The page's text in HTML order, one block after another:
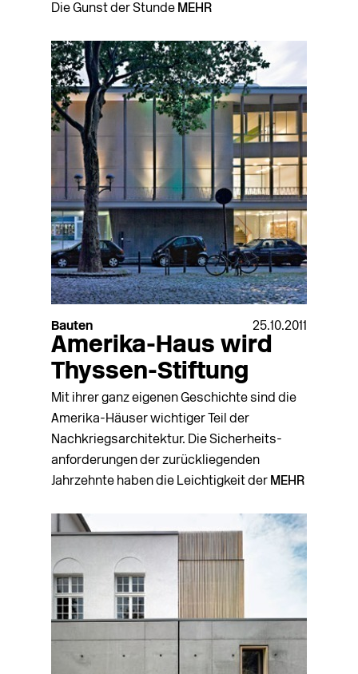
Die Gunst der Stunde MEHR
Bauten 25.10.2011
Amerika-Haus wird
Thyssen-Stiftung
Mit ihrer ganz eigenen Geschichte sind die
Amerika-Häuser wichtiger Teil der
Nachkriegsarchitektur. Die Sicherheits­
anforderungen der zurückliegenden
Jahrzehnte haben die Leichtigkeit der MEHR